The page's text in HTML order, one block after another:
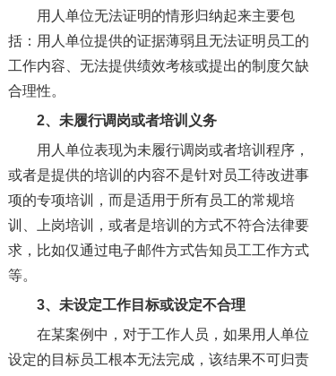
用人单位无法证明的情形归纳起来主要包
括：用人单位提供的证据薄弱且无法证明员工的
工作内容、无法提供绩效考核或提出的制度欠缺
合理性。
2、未履行调岗或者培训义务
用人单位表现为未履行调岗或者培训程序，
或者是提供的培训的内容不是针对员工待改进事
项的专项培训，而是适用于所有员工的常规培
训、上岗培训，或者是培训的方式不符合法律要
求，比如仅通过电子邮件方式告知员工工作方式
等。
3、未设定工作目标或设定不合理
在某案例中，对于工作人员，如果用人单位
设定的目标员工根本无法完成，该结果不可归责